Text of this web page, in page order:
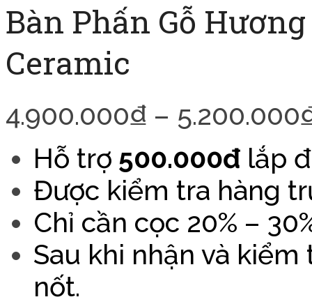
Bàn Phấn Gỗ
Ceramic
4.900.000₫ – 5.200.000
Hỗ trợ 500.000đ lắp
Được kiểm tra hàng
Chỉ cần cọc 20% –
Sau khi nhận và
nốt.